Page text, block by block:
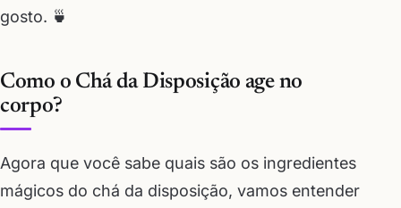
gosto. 🍵
Como o Chá da Disposição age no
corpo?
Agora que você sabe quais são os ingredientes
mágicos do chá da disposição, vamos entender